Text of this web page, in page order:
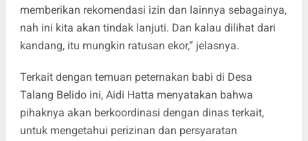
memberikan rekomendasi izin dan lainnya sebagainya,
nah ini kita akan tindak lanjuti. Dan kalau dilihat dari
kandang, itu mungkin ratusan ekor,” jelasnya.
Terkait dengan temuan peternakan babi di Desa
Talang Belido ini, Aidi Hatta menyatakan bahwa
pihaknya akan berkoordinasi dengan dinas terkait,
untuk mengetahui perizinan dan persyaratan